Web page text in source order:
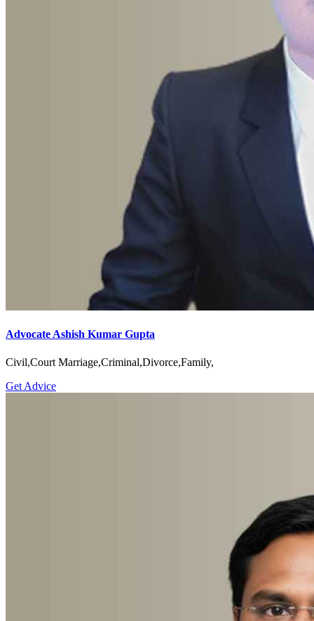
Advocate Ashish Kumar Gupta
Civil,Court Marriage,Criminal,Divorce,Family,
Get Advice